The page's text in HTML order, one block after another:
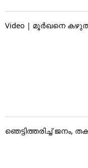
Video | മൂർഖനെ
ഞെട്ടിത്തരിച്ച് ജനം,